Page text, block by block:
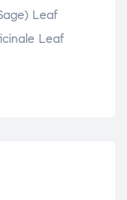
Leaf
Leaf